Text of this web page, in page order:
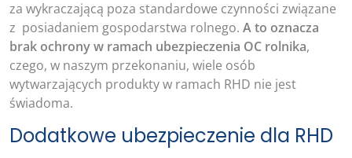
za wykraczającą poza standardowe czynności związane
z posiadaniem gospodarstwa rolnego. A to oznacza
brak ochrony w ramach ubezpieczenia OC rolnika,
czego, w naszym przekonaniu, wiele osób
wytwarzających produkty w ramach RHD nie jest
świadoma.
Dodatkowe ubezpieczenie dla RHD